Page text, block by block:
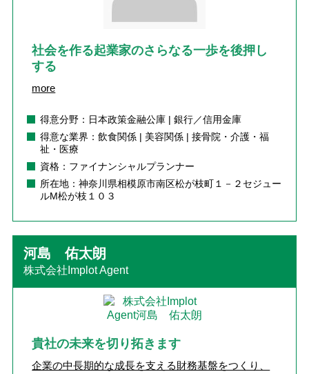
社会を作る起業家のさらなる一歩を後押し
する
more
得意分野：日本政策金融公庫 | 銀行／信用金庫
得意な業界：飲食関係 | 美容関係 | 接骨院・介護・福
祉・医療
資格：ファイナンシャルプランナー
所在地：神奈川県相模原市南区松が枝町１－２セジュー
ルM松が枝１０３
河島 佑太朗
株式会社Implot Agent
貴社の未来を切り拓きます
企業の中長期的な成長を支える財務基盤をつくり、